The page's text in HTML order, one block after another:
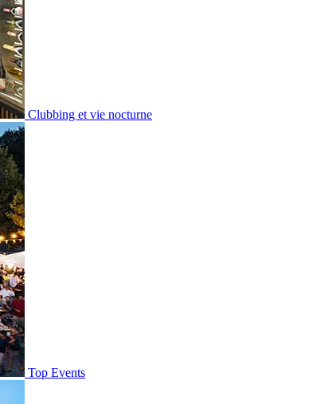
Clubbing et vie nocturne
Top Events